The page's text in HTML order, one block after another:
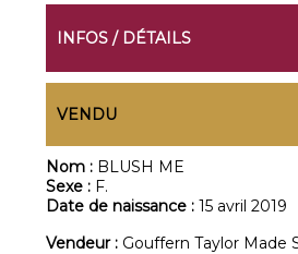
INFOS / DÉTAILS
VENDU
Nom : BLUSH ME
Sexe : F.
Date de naissance : 15 avril 2019
Vendeur : Gouffern Taylor Made